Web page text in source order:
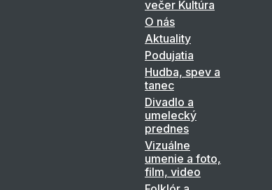
večer Kultúra
O nás
Aktuality
Podujatia
Hudba, spev a
tanec
Divadlo a
umelecký
prednes
Vizuálne
umenie a foto,
film, video